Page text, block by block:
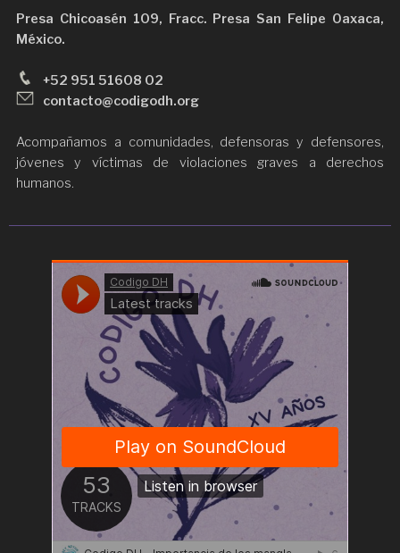
Presa Chicoasén 109, Fracc. Presa San Felipe Oaxaca,
México.
+52 951 51608 02
contacto@codigodh.org
Acompañamos a comunidades, defensoras y defensores,
jóvenes y víctimas de violaciones graves a derechos
humanos.